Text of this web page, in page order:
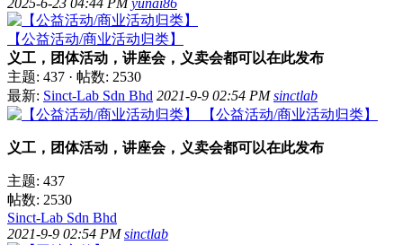
【公益活动/商业活动归类】
义工，团体活动，讲座会，义卖会都可以在此发布
主题: 437 · 帖数: 2530
最新: Sinct-Lab Sdn Bhd 2021-9-9 02:54 PMsinctlab
【公益活动/商业活动归类】
义工，团体活动，讲座会，义卖会都可以在此发布
主题: 437
帖数: 2530
Sinct-Lab Sdn Bhd
2021-9-9 02:54 PMsinctlab